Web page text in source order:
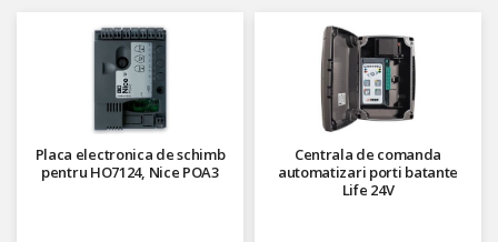
Placa electronica de schimb
pentru HO7124, Nice POA3
Centrala de comanda
automatizari porti batante
Life 24V